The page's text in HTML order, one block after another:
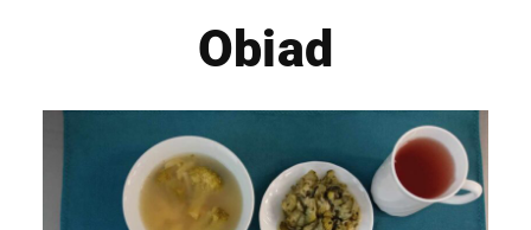
Obiad